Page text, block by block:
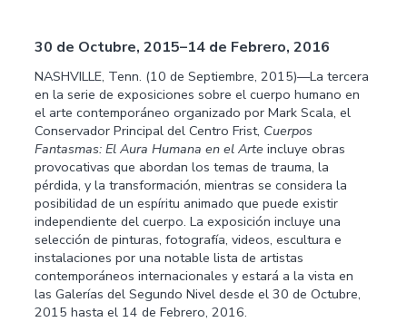
30 de Octubre, 2015–14 de Febrero, 2016
NASHVILLE, Tenn. (10 de Septiembre, 2015)—La tercera
en la serie de exposiciones sobre el cuerpo humano en
el arte contemporáneo organizado por Mark Scala, el
Conservador Principal del Centro Frist, Cuerpos
Fantasmas: El Aura Humana en el Arte incluye obras
provocativas que abordan los temas de trauma, la
pérdida, y la transformación, mientras se considera la
posibilidad de un espíritu animado que puede existir
independiente del cuerpo. La exposición incluye una
selección de pinturas, fotografía, videos, escultura e
instalaciones por una notable lista de artistas
contemporáneos internacionales y estará a la vista en
las Galerías del Segundo Nivel desde el 30 de Octubre,
2015 hasta el 14 de Febrero, 2016.